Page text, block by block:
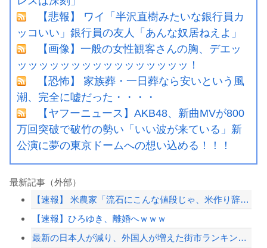
【悲報】 ワイ「半沢直樹みたいな銀行員カ
ッコいい」銀行員の友人「あんな奴居ねえよ」
【画像】一般の女性観客さんの胸、デエッ
ッッッッッッッッッッッッッッッッ！
【恐怖】 家族葬・一日葬なら安いという風
潮、完全に嘘だった・・・・
【ヤフーニュース】AKB48、新曲MVが800
万回突破で破竹の勢い「いい波が来ている」新
公演に夢の東京ドームへの想い込める！！！
最新記事（外部）
【速報】 米農家「流石にこんな値段じゃ、米作り辞める人、出るんじゃないかなあ？？...
【速報】ひろゆき、離婚へｗｗｗ
最新の日本人が減り、外国人が増えた街市ランキングをご覧下さい→5位川口市、4位京...